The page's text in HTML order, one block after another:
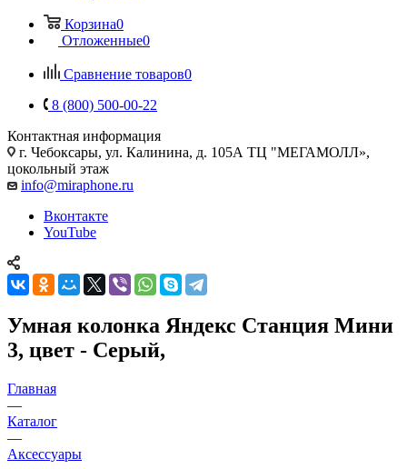
Корзина0
Отложенные0
Сравнение товаров0
8 (800) 500-00-22
Контактная информация
г. Чебоксары, ул. Калинина, д. 105А ТЦ "МЕГАМОЛЛ»,
цокольный этаж
info@miraphone.ru
Вконтакте
YouTube
Умная колонка Яндекс Станция Мини
3, цвет - Серый,
Главная
—
Каталог
—
Аксессуары